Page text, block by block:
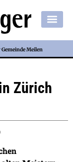
Meilen
Zürich